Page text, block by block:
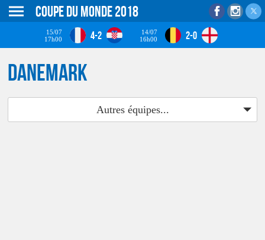
Coupe du monde 2018
15/07
17h00
4-2
14/07
16h00
2-0
Danemark
Autres équipes...